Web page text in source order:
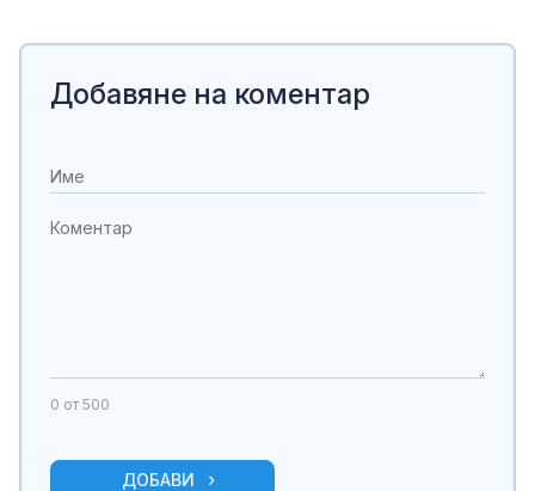
Добавяне на коментар
0 от 500
ДОБАВИ